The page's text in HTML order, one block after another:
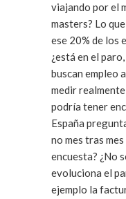
viajando por el
masters? Lo que me pregunto es, realmente
ese 20% de los españoles que está en el paro,
¿está en el
buscan empleo a diario? ¿No
medir realmente el paro?
podría tener
España
no mes tras
encuesta? ¿No se podría estudiar como
evoluciona el
ejemplo la